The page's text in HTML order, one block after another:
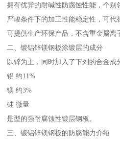
拥有优异的耐碱性防腐蚀性能，个别
严峻条件下的加工性能稳定性，可代
可提供生产环保产品，不含重金属离
二、镀铝锌镁钢板涂镀层的成分
以锌为主，同时加入了下列的合金成
铝 约11%
镁 约3%
硅 微量
是型的强耐腐蚀性镀层钢板。
三、镀铝锌镁钢板的防腐能力介绍